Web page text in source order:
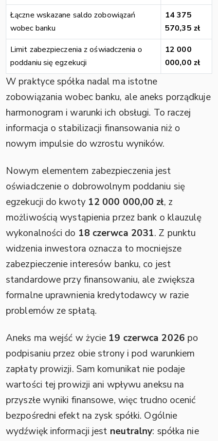
Łączne wskazane saldo zobowiązań
wobec banku
14 375
570,35 zł
Limit zabezpieczenia z oświadczenia o
poddaniu się egzekucji
12 000
000,00 zł
W praktyce spółka nadal ma istotne
zobowiązania wobec banku, ale aneks porządkuje
harmonogram i warunki ich obsługi. To raczej
informacja o stabilizacji finansowania niż o
nowym impulsie do wzrostu wyników.
Nowym elementem zabezpieczenia jest
oświadczenie o dobrowolnym poddaniu się
egzekucji do kwoty 12 000 000,00 zł, z
możliwością wystąpienia przez bank o klauzulę
wykonalności do 18 czerwca 2031. Z punktu
widzenia inwestora oznacza to mocniejsze
zabezpieczenie interesów banku, co jest
standardowe przy finansowaniu, ale zwiększa
formalne uprawnienia kredytodawcy w razie
problemów ze spłatą.
Aneks ma wejść w życie 19 czerwca 2026 po
podpisaniu przez obie strony i pod warunkiem
zapłaty prowizji. Sam komunikat nie podaje
wartości tej prowizji ani wpływu aneksu na
przyszłe wyniki finansowe, więc trudno ocenić
bezpośredni efekt na zysk spółki. Ogólnie
wydźwięk informacji jest neutralny: spółka nie